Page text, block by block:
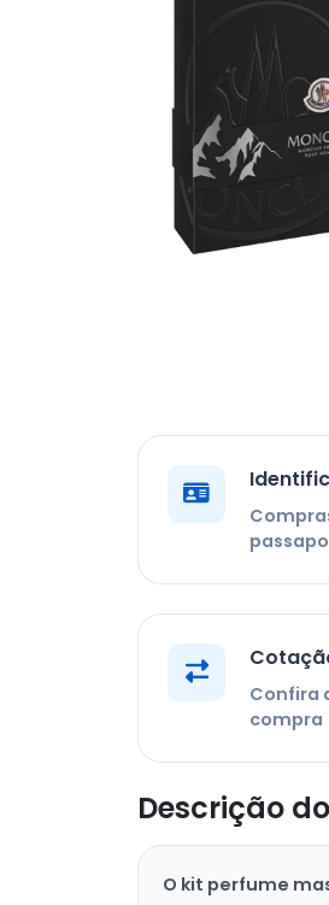
Confira
compra
Descrição
O kit perfume